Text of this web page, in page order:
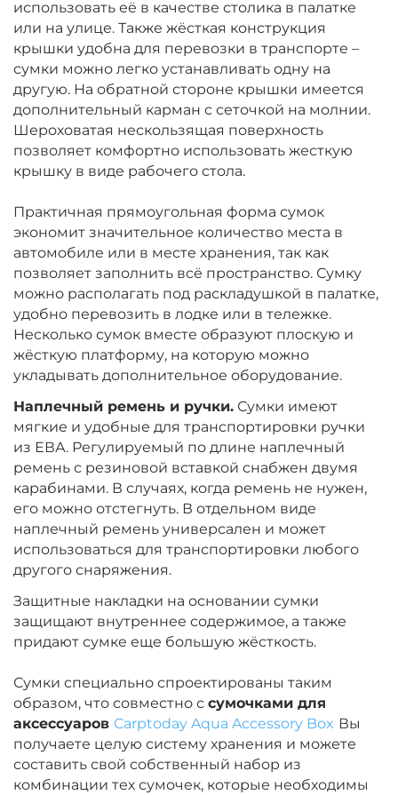
использовать её в качестве столика в палатке
или на улице. Также жёсткая конструкция
крышки удобна для перевозки в транспорте –
сумки можно легко устанавливать одну на
другую. На обратной стороне крышки имеется
дополнительный карман с сеточкой на молнии.
Шероховатая нескользящая поверхность
позволяет комфортно использовать жесткую
крышку в виде рабочего стола.
Практичная прямоугольная форма сумок
экономит значительное количество места в
автомобиле или в месте хранения, так как
позволяет заполнить всё пространство. Сумку
можно располагать под раскладушкой в палатке,
удобно перевозить в лодке или в тележке.
Несколько сумок вместе образуют плоскую и
жёсткую платформу, на которую можно
укладывать дополнительное оборудование.
Наплечный ремень и ручки. Сумки имеют
мягкие и удобные для транспортировки ручки
из ЕВА. Регулируемый по длине наплечный
ремень с резиновой вставкой снабжен двумя
карабинами. В случаях, когда ремень не нужен,
его можно отстегнуть. В отдельном виде
наплечный ремень универсален и может
использоваться для транспортировки любого
другого снаряжения.
Защитные накладки на основании сумки
защищают внутреннее содержимое, а также
придают сумке еще большую жёсткость.
Сумки специально спроектированы таким
образом, что совместно с сумочками для
аксессуаров Carptoday Aqua Accessory Box Вы
получаете целую систему хранения и можете
составить свой собственный набор из
комбинации тех сумочек, которые необходимы